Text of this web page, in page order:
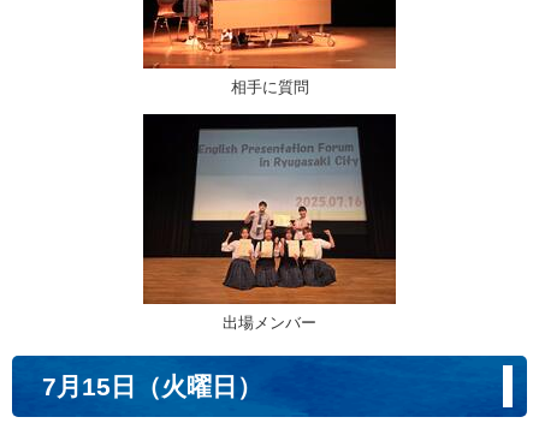
相手に質問
出場メンバー
7月15日（火曜日）